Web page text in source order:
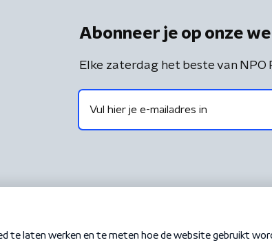
Abonneer je op onze
Elke zaterdag het beste van NPO